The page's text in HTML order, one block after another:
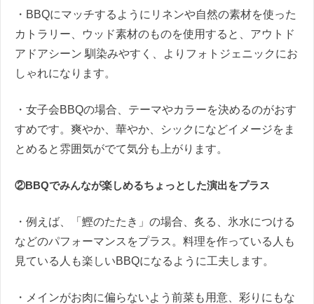
・BBQにマッチするようにリネンや自然の素材を使った
カトラリー、ウッド素材のものを使用すると、アウトド
アドアシーン 馴染みやすく、よりフォトジェニックにお
しゃれになります。
・女子会BBQの場合、テーマやカラーを決めるのがおす
すめです。爽やか、華やか、シックになどイメージをま
とめると雰囲気がでて気分も上がります。
②BBQでみんなが楽しめるちょっとした演出をプラス
・例えば、「鰹のたたき」の場合、炙る、氷水につける
などのパフォーマンスをプラス。料理を作っている人も
見ている人も楽しいBBQになるように工夫します。
・メインがお肉に偏らないよう前菜も用意、彩りにもな